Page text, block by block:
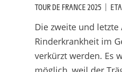
TOUR DE FRANCE 2025 |
Die zweite und
Rinderkrankheit im
verkürzt werden. Es